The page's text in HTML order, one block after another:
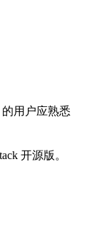
用户应熟悉
开源版。